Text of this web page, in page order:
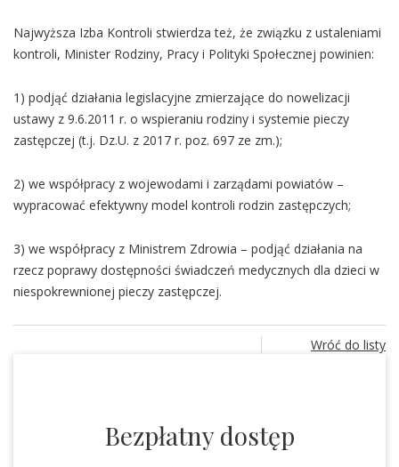
Najwyższa Izba Kontroli stwierdza też, że związku z ustaleniami
kontroli, Minister Rodziny, Pracy i Polityki Społecznej powinien:
1) podjąć działania legislacyjne zmierzające do nowelizacji
ustawy z 9.6.2011 r. o wspieraniu rodziny i systemie pieczy
zastępczej (t.j. Dz.U. z 2017 r. poz. 697 ze zm.);
2) we współpracy z wojewodami i zarządami powiatów –
wypracować efektywny model kontroli rodzin zastępczych;
3) we współpracy z Ministrem Zdrowia – podjąć działania na
rzecz poprawy dostępności świadczeń medycznych dla dzieci w
niespokrewnionej pieczy zastępczej.
Wróć do listy
Bezpłatny dostęp